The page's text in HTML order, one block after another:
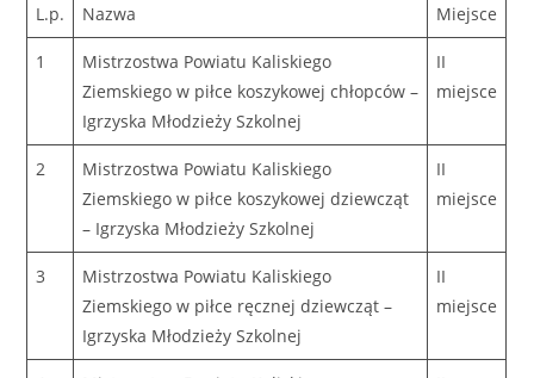
L.p. Nazwa Miejsce
1
Mistrzostwa Powiatu Kaliskiego
Ziemskiego w piłce koszykowej chłopców –
Igrzyska Młodzieży Szkolnej
II
miejsce
2
Mistrzostwa Powiatu Kaliskiego
Ziemskiego w piłce koszykowej dziewcząt
– Igrzyska Młodzieży Szkolnej
II
miejsce
3
Mistrzostwa Powiatu Kaliskiego
Ziemskiego w piłce ręcznej dziewcząt –
Igrzyska Młodzieży Szkolnej
II
miejsce